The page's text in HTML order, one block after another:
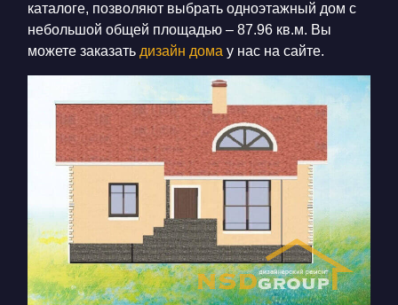
каталоге, позволяют выбрать одноэтажный дом с
небольшой общей площадью – 87.96 кв.м. Вы
можете заказать дизайн дома у нас на сайте.